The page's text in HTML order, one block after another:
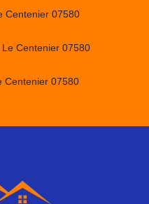
Centenier 07580
Centenier 07580
Centenier 07580